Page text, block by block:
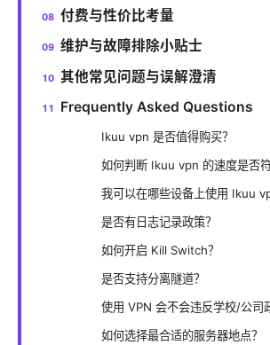
付费与性价比考量
维护与故障排除小贴士
其他常见问题与误解澄清
Frequently Asked Questions
Ikuu vpn 是否值得购买？
如何判断 Ikuu vpn 的速度是否符
我可以在哪些设备上使用 Ikuu
是否有日志记录政策？
如何开启 Kill Switch？
是否支持分离隧道？
使用 VPN 会不会违反学校/公司
如何选择最合适的服务器地点？